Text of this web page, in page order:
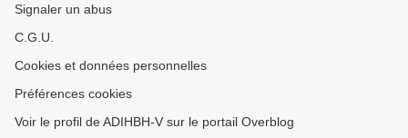
Signaler un abus
C.G.U.
Cookies et données personnelles
Préférences cookies
Voir le profil de ADIHBH-V sur le portail Overblog